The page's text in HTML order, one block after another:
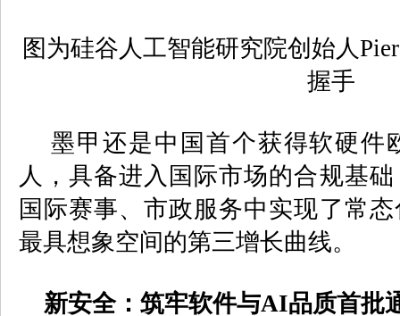
图为硅谷人工智能研究院创始人
握手
墨甲还是中国首个获得软硬件
人，具备进入国际市场的合规基
国际赛事、市政服务中实现了常
最具想象空间的第三增长曲线。
新安全：筑牢软件与AI品质首批